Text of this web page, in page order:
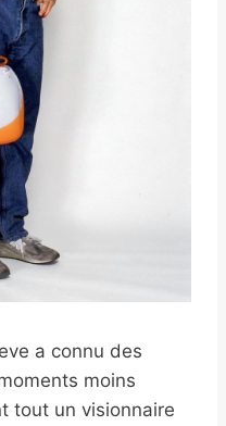
a connu des
moins
tout un visionnaire